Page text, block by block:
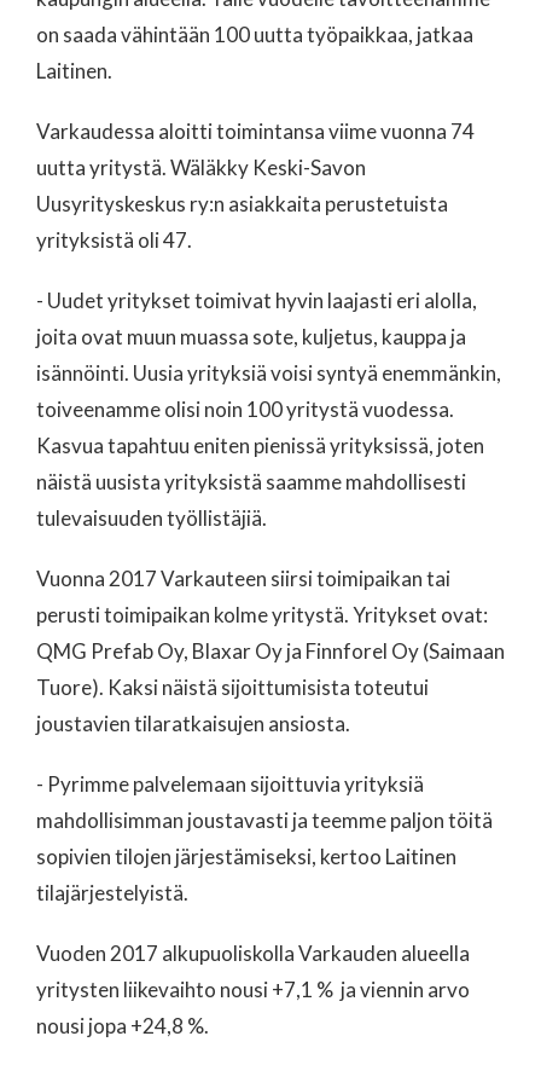
on saada vähintään 100 uutta työpaikkaa, jatkaa
Laitinen.
Varkaudessa aloitti toimintansa viime vuonna 74
uutta yritystä. Wäläkky Keski-Savon
Uusyrityskeskus ry:n asiakkaita perustetuista
yrityksistä oli 47.
- Uudet yritykset toimivat hyvin laajasti eri alolla,
joita ovat muun muassa sote, kuljetus, kauppa ja
isännöinti. Uusia yrityksiä voisi syntyä enemmänkin,
toiveenamme olisi noin 100 yritystä vuodessa.
Kasvua tapahtuu eniten pienissä yrityksissä, joten
näistä uusista yrityksistä saamme mahdollisesti
tulevaisuuden työllistäjiä.
Vuonna 2017 Varkauteen siirsi toimipaikan tai
perusti toimipaikan kolme yritystä. Yritykset ovat:
QMG Prefab Oy, Blaxar Oy ja Finnforel Oy (Saimaan
Tuore). Kaksi näistä sijoittumisista toteutui
joustavien tilaratkaisujen ansiosta.
- Pyrimme palvelemaan sijoittuvia yrityksiä
mahdollisimman joustavasti ja teemme paljon töitä
sopivien tilojen järjestämiseksi, kertoo Laitinen
tilajärjestelyistä.
Vuoden 2017 alkupuoliskolla Varkauden alueella
yritysten liikevaihto nousi +7,1 % ja viennin arvo
nousi jopa +24,8 %.